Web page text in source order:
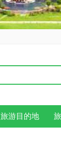
旅游目的地